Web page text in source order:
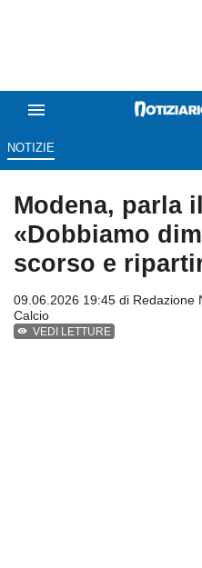
NOTIZIE
Modena, parla
«Dobbiamo
scorso e
09.06.2026 19:45 di Redazione
Calcio
VEDI LETTURE